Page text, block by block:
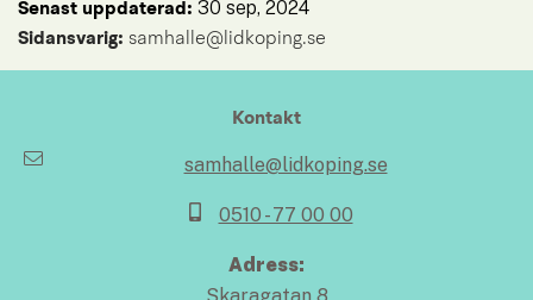
Senast uppdaterad: 30 sep, 2024
Sidansvarig: samhalle@lidkoping.se
Kontakt
samhalle@lidkoping.se
0510 - 77 00 00
Adress: